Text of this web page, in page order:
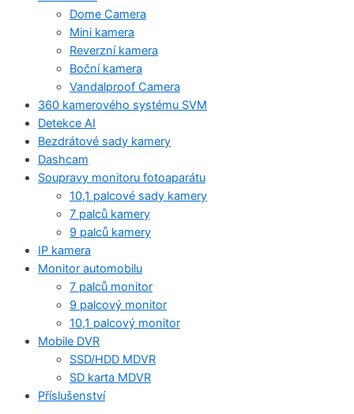
Dome Camera
Mini kamera
Reverzní kamera
Boční kamera
Vandalproof Camera
360 kamerového systému SVM
Detekce AI
Bezdrátové sady kamery
Dashcam
Soupravy monitoru fotoaparátu
10,1 palcové sady kamery
7 palců kamery
9 palců kamery
IP kamera
Monitor automobilu
7 palců monitor
9 palcový monitor
10,1 palcový monitor
Mobile DVR
SSD/HDD MDVR
SD karta MDVR
Příslušenství